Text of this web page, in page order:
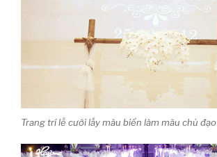
Trang trí lễ cưới lấy màu biển làm màu chủ đạo